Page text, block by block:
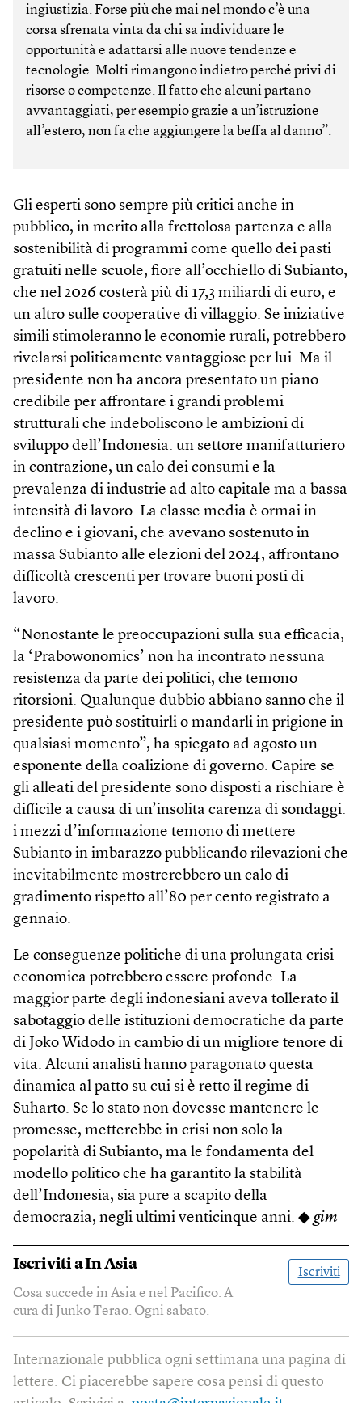
ingiustizia. Forse più che mai nel mondo c’è una
corsa sfrenata vinta da chi sa individuare le
opportunità e adattarsi alle nuove tendenze e
tecnologie. Molti rimangono indietro perché privi di
risorse o competenze. Il fatto che alcuni partano
avvantaggiati, per esempio grazie a un’istruzione
all’estero, non fa che aggiungere la beffa al danno”.
Gli esperti sono sempre più critici anche in
pubblico, in merito alla frettolosa partenza e alla
sostenibilità di programmi come quello dei pasti
gratuiti nelle scuole, fiore all’occhiello di Subianto,
che nel 2026 costerà più di 17,3 miliardi di euro, e
un altro sulle cooperative di villaggio. Se iniziative
simili stimoleranno le economie rurali, potrebbero
rivelarsi politicamente vantaggiose per lui. Ma il
presidente non ha ancora presentato un piano
credibile per affrontare i grandi problemi
strutturali che indeboliscono le ambizioni di
sviluppo dell’Indonesia: un settore manifatturiero
in contrazione, un calo dei consumi e la
prevalenza di industrie ad alto capitale ma a bassa
intensità di lavoro. La classe media è ormai in
declino e i giovani, che avevano sostenuto in
massa Subianto alle elezioni del 2024, affrontano
difficoltà crescenti per trovare buoni posti di
lavoro.
“Nonostante le preoccupazioni sulla sua efficacia,
la ‘Prabowonomics’ non ha incontrato nessuna
resistenza da parte dei politici, che temono
ritorsioni. Qualunque dubbio abbiano sanno che il
presidente può sostituirli o mandarli in prigione in
qualsiasi momento”, ha spiegato ad agosto un
esponente della coalizione di governo. Capire se
gli alleati del presidente sono disposti a rischiare è
difficile a causa di un’insolita carenza di sondaggi:
i mezzi d’informazione temono di mettere
Subianto in imbarazzo pubblicando rilevazioni che
inevitabilmente mostrerebbero un calo di
gradimento rispetto all’80 per cento registrato a
gennaio.
Le conseguenze politiche di una prolungata crisi
economica potrebbero essere profonde. La
maggior parte degli indonesiani aveva tollerato il
sabotaggio delle istituzioni democratiche da parte
di Joko Widodo in cambio di un migliore tenore di
vita. Alcuni analisti hanno paragonato questa
dinamica al patto su cui si è retto il regime di
Suharto. Se lo stato non dovesse mantenere le
promesse, metterebbe in crisi non solo la
popolarità di Subianto, ma le fondamenta del
modello politico che ha garantito la stabilità
dell’Indonesia, sia pure a scapito della
democrazia, negli ultimi venticinque anni. ◆ gim
Iscriviti aIn Asia
Iscriviti
Cosa succede in Asia e nel Pacifico. A
cura di Junko Terao. Ogni sabato.
Internazionale pubblica ogni settimana una pagina di
lettere. Ci piacerebbe sapere cosa pensi di questo